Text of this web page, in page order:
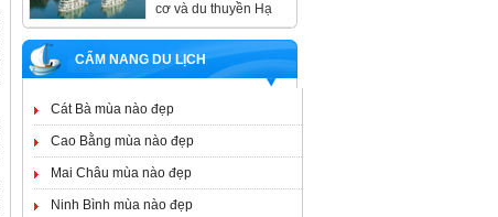
cơ và du thuyền Hạ
CẨM NANG DU LỊCH
Cát Bà mùa nào đẹp
Cao Bằng mùa nào đẹp
Mai Châu mùa nào đẹp
Ninh Bình mùa nào đẹp